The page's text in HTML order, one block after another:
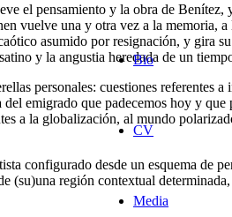
Bio
CV
Media
el pensamiento y la obra de
vuelve una y otra vez a la
asumido por resignación, y gira
y la angustia heredada de un
personales: cuestiones
emigrado que padecemos hoy y
a la globalización, al mundo
configurado desde un esquema de
región contextual